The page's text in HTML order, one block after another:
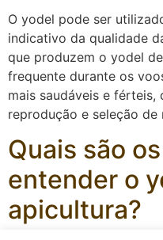
O yodel pode ser
indicativo da qualidade
que produzem o yodel
frequente durante os
mais saudáveis e férteis,
reprodução e seleção de
Quais são
entender o
apicultura?